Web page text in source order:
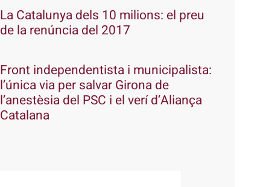
La Catalunya dels 10 milions: el preu
de la renúncia del 2017
Front independentista i municipalista:
l’única via per salvar Girona de
l’anestèsia del PSC i el verí d’Aliança
Catalana